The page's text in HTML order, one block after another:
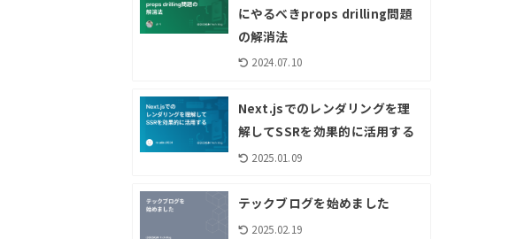
にやるべきprops drilling問題
の解消法
2024.07.10
Next.jsでのレンダリングを理
解してSSRを効果的に活用する
2025.01.09
テックブログを始めました
2025.02.19